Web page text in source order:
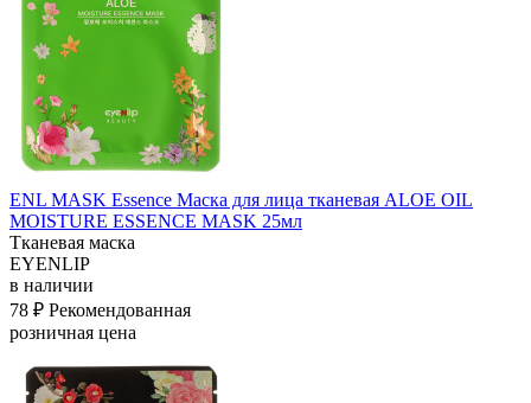
ENL MASK Essence Маска для лица тканевая ALOE OIL
MOISTURE ESSENCE MASK 25мл
Тканевая маска
EYENLIP
в наличии
78 ₽ Рекомендованная
розничная цена